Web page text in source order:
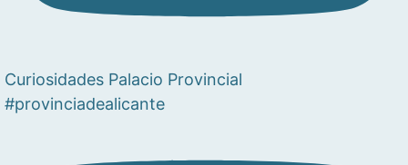
Curiosidades Palacio Provincial
#provinciadealicante